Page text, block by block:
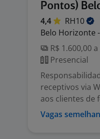
Pontos)
4,4
RH10
Belo Horizonte
R$ 1.600,00
Presencial
receptivos via
aos clientes de
Vagas